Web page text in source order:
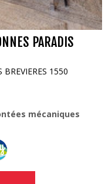
PARADIS
BREVIERES 1550
mécaniques